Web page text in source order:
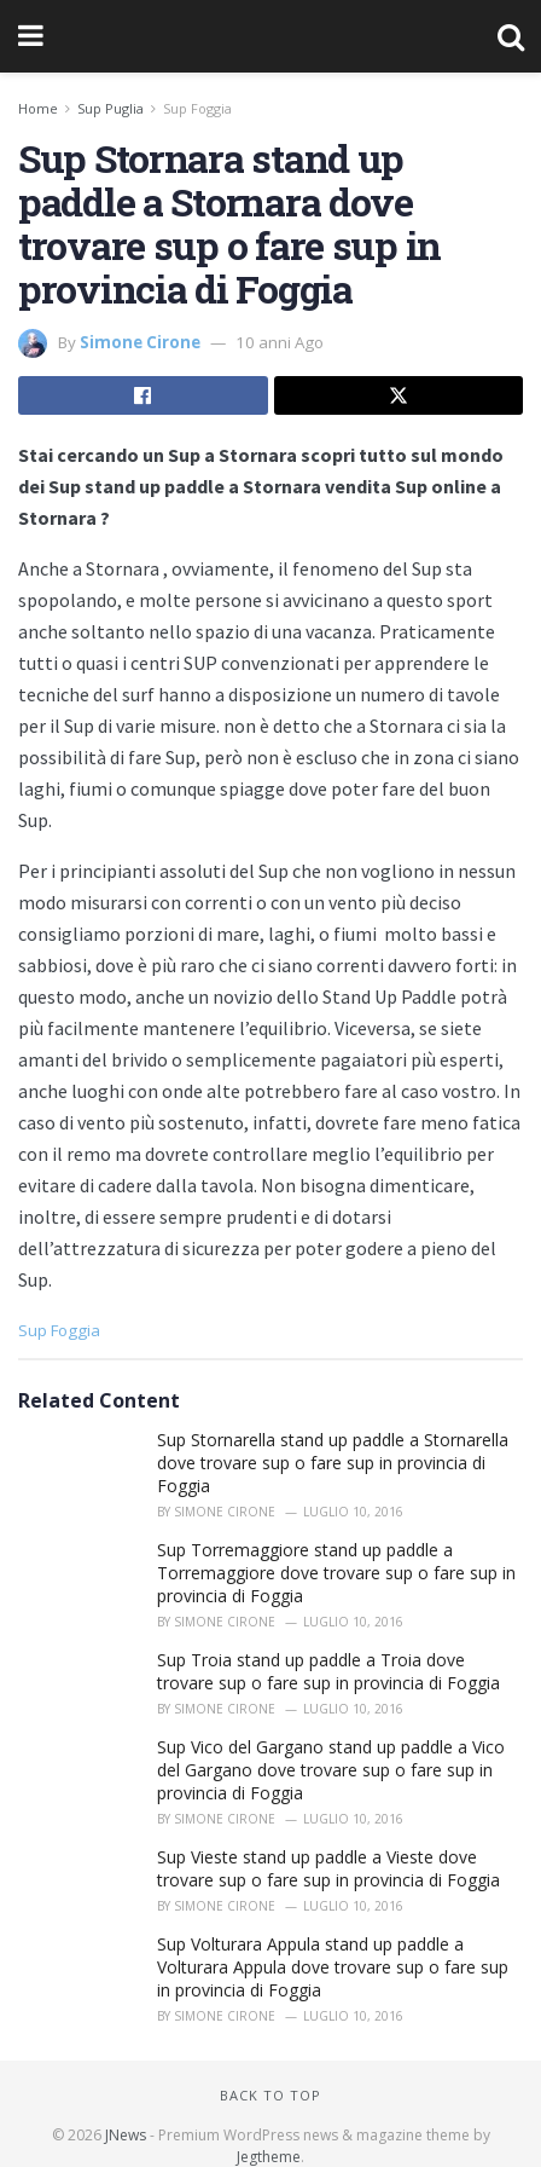
Home Sup Puglia Sup Foggia
Sup Stornara stand up
paddle a Stornara dove
trovare sup o fare sup in
provincia di Foggia
By Simone Cirone 10 anni Ago
Stai cercando un Sup a Stornara scopri tutto sul mondo
dei Sup stand up paddle a Stornara vendita Sup online a
Stornara ?
Anche a Stornara , ovviamente, il fenomeno del Sup sta
spopolando, e molte persone si avvicinano a questo sport
anche soltanto nello spazio di una vacanza. Praticamente
tutti o quasi i centri SUP convenzionati per apprendere le
tecniche del surf hanno a disposizione un numero di tavole
per il Sup di varie misure. non è detto che a Stornara ci sia la
possibilità di fare Sup, però non è escluso che in zona ci siano
laghi, fiumi o comunque spiagge dove poter fare del buon
Sup.
Per i principianti assoluti del Sup che non vogliono in nessun
modo misurarsi con correnti o con un vento più deciso
consigliamo porzioni di mare, laghi, o fiumi molto bassi e
sabbiosi, dove è più raro che ci siano correnti davvero forti: in
questo modo, anche un novizio dello Stand Up Paddle potrà
più facilmente mantenere l’equilibrio. Viceversa, se siete
amanti del brivido o semplicemente pagaiatori più esperti,
anche luoghi con onde alte potrebbero fare al caso vostro. In
caso di vento più sostenuto, infatti, dovrete fare meno fatica
con il remo ma dovrete controllare meglio l’equilibrio per
evitare di cadere dalla tavola. Non bisogna dimenticare,
inoltre, di essere sempre prudenti e di dotarsi
dell’attrezzatura di sicurezza per poter godere a pieno del
Sup.
C
e
Sup Foggia
Related Content
Sup Stornarella stand up paddle a Stornarella
dove trovare sup o fare sup in provincia di
Foggia
BY SIMONE CIRONE LUGLIO 10, 2016
Sup Torremaggiore stand up paddle a
Torremaggiore dove trovare sup o fare sup in
provincia di Foggia
BY SIMONE CIRONE LUGLIO 10, 2016
Sup Troia stand up paddle a Troia dove
trovare sup o fare sup in provincia di Foggia
BY SIMONE CIRONE LUGLIO 10, 2016
Sup Vico del Gargano stand up paddle a Vico
del Gargano dove trovare sup o fare sup in
provincia di Foggia
BY SIMONE CIRONE LUGLIO 10, 2016
Sup Vieste stand up paddle a Vieste dove
trovare sup o fare sup in provincia di Foggia
BY SIMONE CIRONE LUGLIO 10, 2016
Sup Volturara Appula stand up paddle a
Volturara Appula dove trovare sup o fare sup
in provincia di Foggia
BY SIMONE CIRONE LUGLIO 10, 2016
BACK TO TOP
© 2026 JNews- Premium WordPress news & magazine theme by
Jegtheme.